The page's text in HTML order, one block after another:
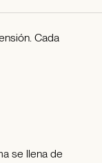
Cada
se llena de